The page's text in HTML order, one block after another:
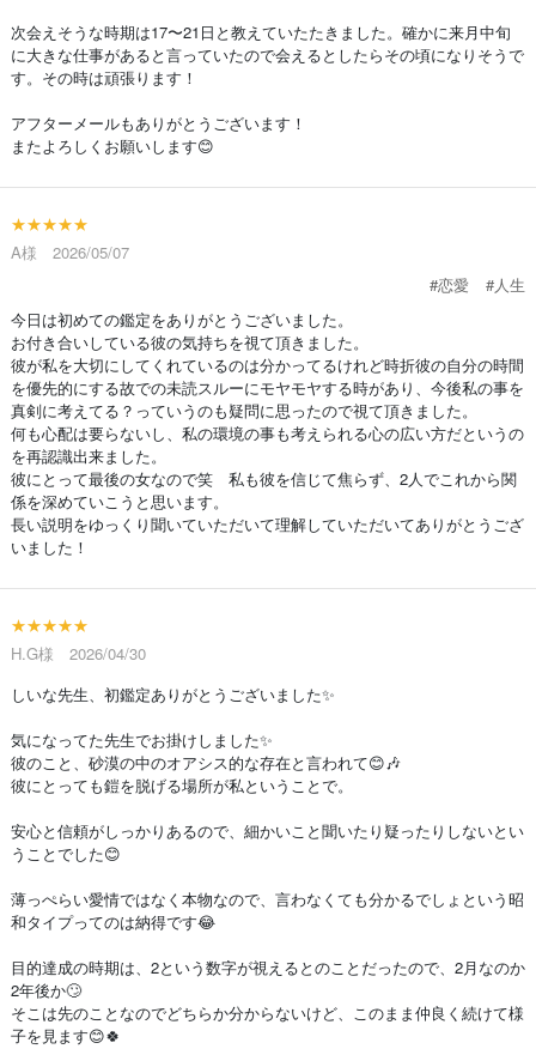
次会えそうな時期は17〜21日と教えていたたきました。確かに来月中旬
に大きな仕事があると言っていたので会えるとしたらその頃になりそうで
す。その時は頑張ります！
アフターメールもありがとうございます！
またよろしくお願いします😊
★★★★★
A様 2026/05/07
#恋愛
#人生
今日は初めての鑑定をありがとうございました。
お付き合いしている彼の気持ちを視て頂きました。
彼が私を大切にしてくれているのは分かってるけれど時折彼の自分の時間
を優先的にする故での未読スルーにモヤモヤする時があり、今後私の事を
真剣に考えてる？っていうのも疑問に思ったので視て頂きました。
何も心配は要らないし、私の環境の事も考えられる心の広い方だというの
を再認識出来ました。
彼にとって最後の女なので笑 私も彼を信じて焦らず、2人でこれから関
係を深めていこうと思います。
長い説明をゆっくり聞いていただいて理解していただいてありがとうござ
いました！
★★★★★
H.G様 2026/04/30
しいな先生、初鑑定ありがとうございました✨
気になってた先生でお掛けしました✨
彼のこと、砂漠の中のオアシス的な存在と言われて😊🎶
彼にとっても鎧を脱げる場所が私ということで。
安心と信頼がしっかりあるので、細かいこと聞いたり疑ったりしないとい
うことでした😊
薄っぺらい愛情ではなく本物なので、言わなくても分かるでしょという昭
和タイプってのは納得です😂
目的達成の時期は、2という数字が視えるとのことだったので、2月なのか
2年後か🙄
そこは先のことなのでどちらか分からないけど、このまま仲良く続けて様
子を見ます😊🍀